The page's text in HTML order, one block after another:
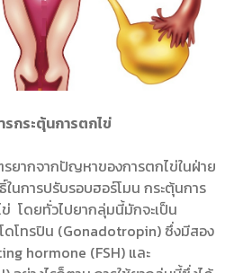
รกระตุ้นการตกไข่
ยากจากปัญหาของการตกไข่ในฝ่าย
นการปรับรอบฮอร์โมน กระตุ้นการ
โดยทั่วไปยากลุ่มนี้มักจะเป็น
ดโทรปิน (Gonadotropin) ซึ่งมีสอง
hormone (FSH) และ